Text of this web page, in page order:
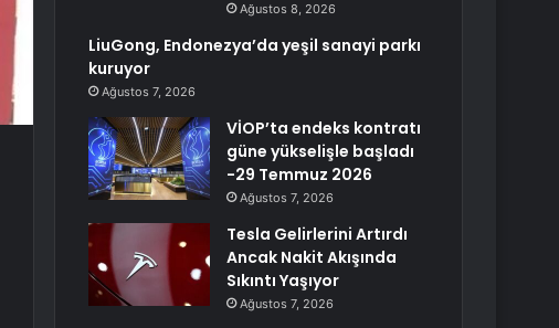
Ağustos 8, 2026
LiuGong, Endonezya’da yeşil sanayi parkı
kuruyor
Ağustos 7, 2026
VİOP’ta endeks kontratı
güne yükselişle başladı
-29 Temmuz 2026
Ağustos 7, 2026
Tesla Gelirlerini Artırdı
Ancak Nakit Akışında
Sıkıntı Yaşıyor
Ağustos 7, 2026